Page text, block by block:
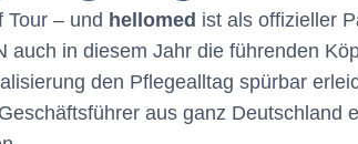
Tour – und hellomed ist als offizieller
auch in diesem Jahr die führenden
den Pflegealltag spürbar
aus ganz Deutschland